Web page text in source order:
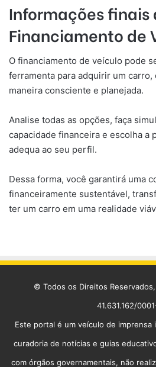
Informações finais
Financiamento de
O financiamento de veículo pode
ferramenta para adquirir um
maneira consciente e planejada.
Analise todas as opções, faça
capacidade financeira e escolha a
adequa ao seu perfil.
Dessa forma, você garantirá uma
financeiramente sustentável,
ter um carro em uma realidade
© Todos os Direitos
41.631.162/
Este portal é um veículo de
curadoria de notícias e guias
com órgãos governamentais, não